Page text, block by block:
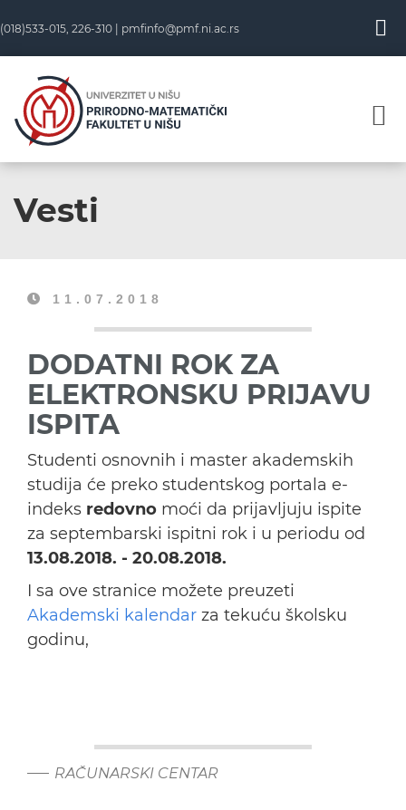
(018)533-015, 226-310 | pmfinfo@pmf.ni.ac.rs
Vesti
11.07.2018
DODATNI ROK ZA
ELEKTRONSKU PRIJAVU
ISPITA
Studenti osnovnih i master akademskih
studija će preko studentskog portala e-
indeks redovno moći da prijavljuju ispite
za septembarski ispitni rok i u periodu od
13.08.2018. - 20.08.2018.
I sa ove stranice možete preuzeti
Akademski kalendar za tekuću školsku
godinu,
RAČUNARSKI CENTAR